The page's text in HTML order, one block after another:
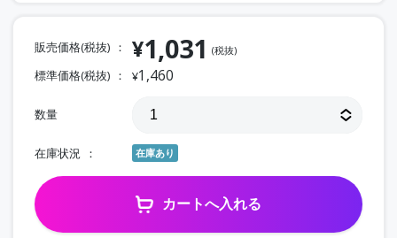
販売価格(税抜) ¥1,031 (税抜)
標準価格(税抜) ¥1,460
数量
在庫状況 在庫あり
カートへ入れる